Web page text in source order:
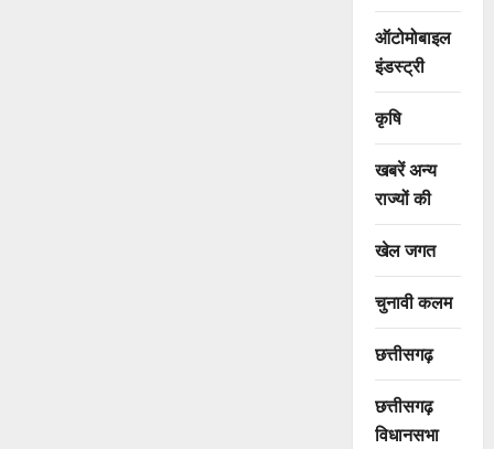
ऑटोमोबाइल
इंडस्ट्री
कृषि
खबरें अन्य
राज्यों की
खेल जगत
चुनावी कलम
छत्तीसगढ़
छत्तीसगढ़
विधानसभा